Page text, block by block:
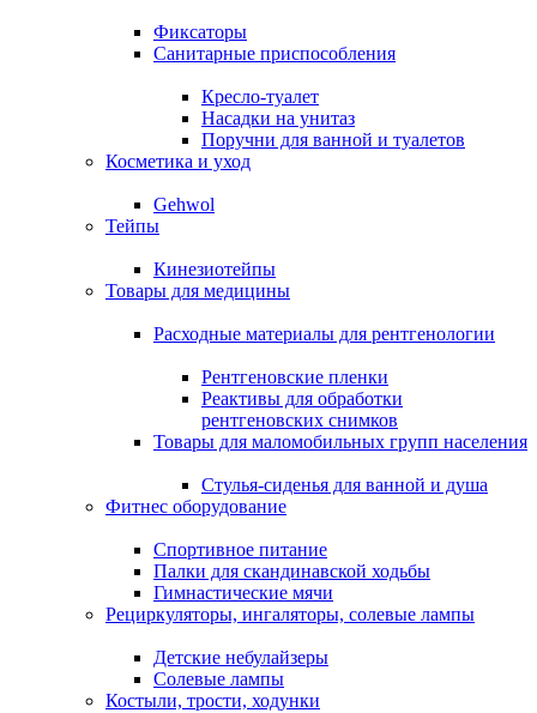
Фиксаторы
Санитарные приспособления
Кресло-туалет
Насадки на унитаз
Поручни для ванной и туалетов
Косметика и уход
Gehwol
Тейпы
Кинезиотейпы
Товары для медицины
Расходные материалы для рентгенологии
Рентгеновские пленки
Реактивы для обработки
рентгеновских снимков
Товары для маломобильных групп населения
Стулья-сиденья для ванной и душа
Фитнес оборудование
Спортивное питание
Палки для скандинавской ходьбы
Гимнастические мячи
Рециркуляторы, ингаляторы, солевые лампы
Детские небулайзеры
Солевые лампы
Костыли, трости, ходунки